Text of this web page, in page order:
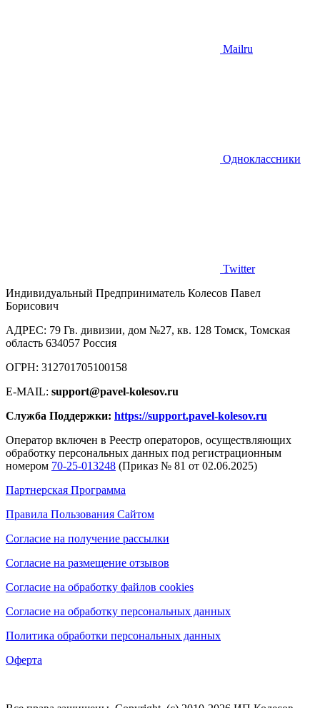
Mailru
Одноклассники
Twitter
Индивидуальный Предприниматель Колесов Павел
Борисович
AДРЕС: 79 Гв. дивизии, дом №27, кв. 128 Томск, Томская
область 634057 Россия
ОГРН: 312701705100158
E-MAIL: support@pavel-kolesov.ru
Служба Поддержки: https://support.pavel-kolesov.ru
Оператор включен в Реестр операторов, осуществляющих
обработку персональных данных под регистрационным
номером 70-25-013248 (Приказ № 81 от 02.06.2025)
Партнерская Программа
Правила Пользования Сайтом
Согласие на получение рассылки
Согласие на размещение отзывов
Согласие на обработку файлов cookies
Согласие на обработку персональных данных
Политика обработки персональных данных
Оферта